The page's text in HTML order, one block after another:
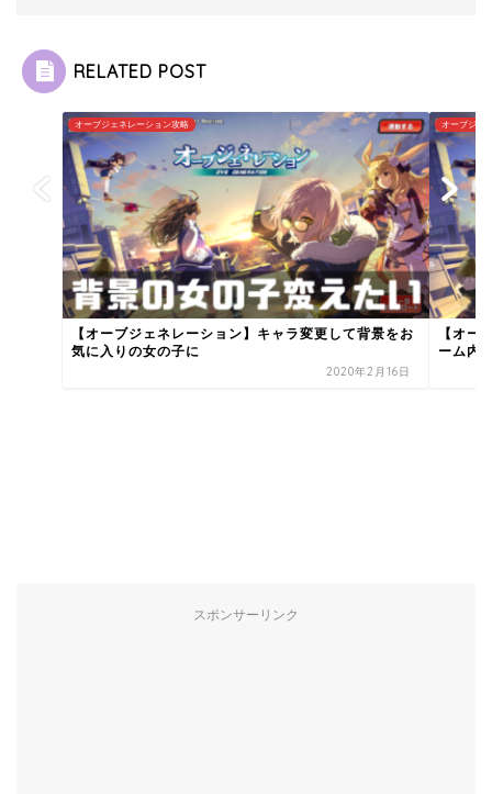
RELATED POST
オーブジェネレーション攻略
【オーブジェネレーション】キャラ変更して背景をお
気に入りの女の子に
2020年2月16日
オーブジェ
【オー
ーム内
スポンサーリンク